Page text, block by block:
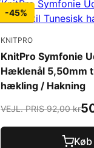
-45%
KNITPRO
KnitPro Symfonie
Hæklenål 5,50mm
hækling / Hakning
VEJL. PRIS 92,00 kr